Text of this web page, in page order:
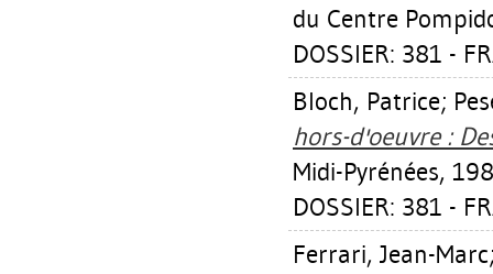
du Centre
DOSSIER: 381 -
Bloch, Patrice;
hors-d'oeuvre :
Midi-Pyrénées,
DOSSIER: 381 -
Ferrari, Jean-Marc